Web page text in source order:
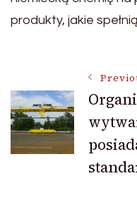
produkty, jakie
Post